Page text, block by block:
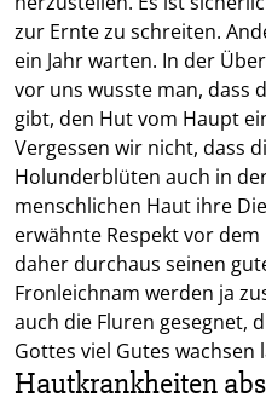
zur Ernte zu schreiten.
ein Jahr warten. In der
vor uns wusste man, dass
gibt, den Hut vom Haupt
Vergessen wir nicht, dass
Holunderblüten auch in
menschlichen Haut ihre
erwähnte Respekt vor
daher durchaus seinen
Fronleichnam werden ja
auch die Fluren gesegnet,
Gottes viel Gutes wachsen
Hautkrankheiten